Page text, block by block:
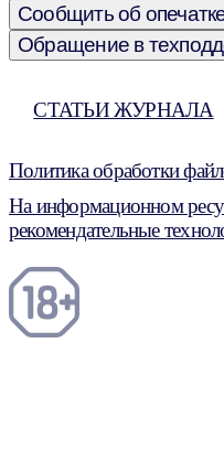
Сообщить об
Обращение в
СТАТЬИ ЖУРНАЛА
Политика обработки
На информационном
рекомендательные